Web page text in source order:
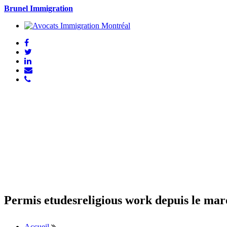
Brunel Immigration
Permis etudesreligious work depuis le